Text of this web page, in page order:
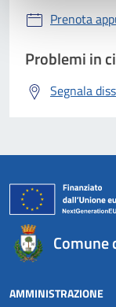
Prenota
Problemi in
Segnala
Comune
AMMINISTRAZIONE